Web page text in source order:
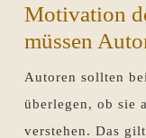
Motivation
müssen
Autoren sollten
überlegen, ob sie
verstehen. Das